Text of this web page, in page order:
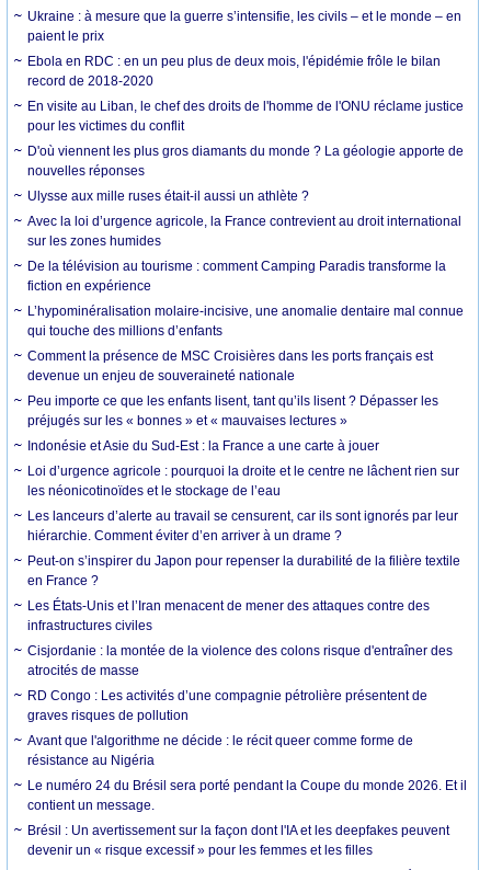
Ukraine : à mesure que la guerre s’intensifie, les civils – et le monde – en
paient le prix
Ebola en RDC : en un peu plus de deux mois, l'épidémie frôle le bilan
record de 2018-2020
En visite au Liban, le chef des droits de l'homme de l'ONU réclame justice
pour les victimes du conflit
D'où viennent les plus gros diamants du monde ? La géologie apporte de
nouvelles réponses
Ulysse aux mille ruses était-il aussi un athlète ?
Avec la loi d’urgence agricole, la France contrevient au droit international
sur les zones humides
De la télévision au tourisme : comment Camping Paradis transforme la
fiction en expérience
L’hypominéralisation molaire-incisive, une anomalie dentaire mal connue
qui touche des millions d’enfants
Comment la présence de MSC Croisières dans les ports français est
devenue un enjeu de souveraineté nationale
Peu importe ce que les enfants lisent, tant qu’ils lisent ? Dépasser les
préjugés sur les « bonnes » et « mauvaises lectures »
Indonésie et Asie du Sud-Est : la France a une carte à jouer
Loi d’urgence agricole : pourquoi la droite et le centre ne lâchent rien sur
les néonicotinoïdes et le stockage de l’eau
Les lanceurs d’alerte au travail se censurent, car ils sont ignorés par leur
hiérarchie. Comment éviter d’en arriver à un drame ?
Peut-on s’inspirer du Japon pour repenser la durabilité de la filière textile
en France ?
Les États-Unis et l’Iran menacent de mener des attaques contre des
infrastructures civiles
Cisjordanie : la montée de la violence des colons risque d'entraîner des
atrocités de masse
RD Congo : Les activités d’une compagnie pétrolière présentent de
graves risques de pollution
Avant que l'algorithme ne décide : le récit queer comme forme de
résistance au Nigéria
Le numéro 24 du Brésil sera porté pendant la Coupe du monde 2026. Et il
contient un message.
Brésil : Un avertissement sur la façon dont l'IA et les deepfakes peuvent
devenir un « risque excessif » pour les femmes et les filles